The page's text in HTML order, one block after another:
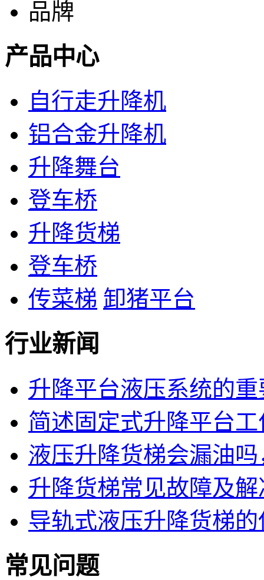
产品中心
自行走升降机
铝合金升降机
升降舞台
登车桥
升降货梯
登车桥
传菜梯 卸猪平台
行业新闻
升降平台液压系统的重
简述固定式升降平台
液压升降货梯会漏油
升降货梯常见故障及
导轨式液压升降货梯
常见问题